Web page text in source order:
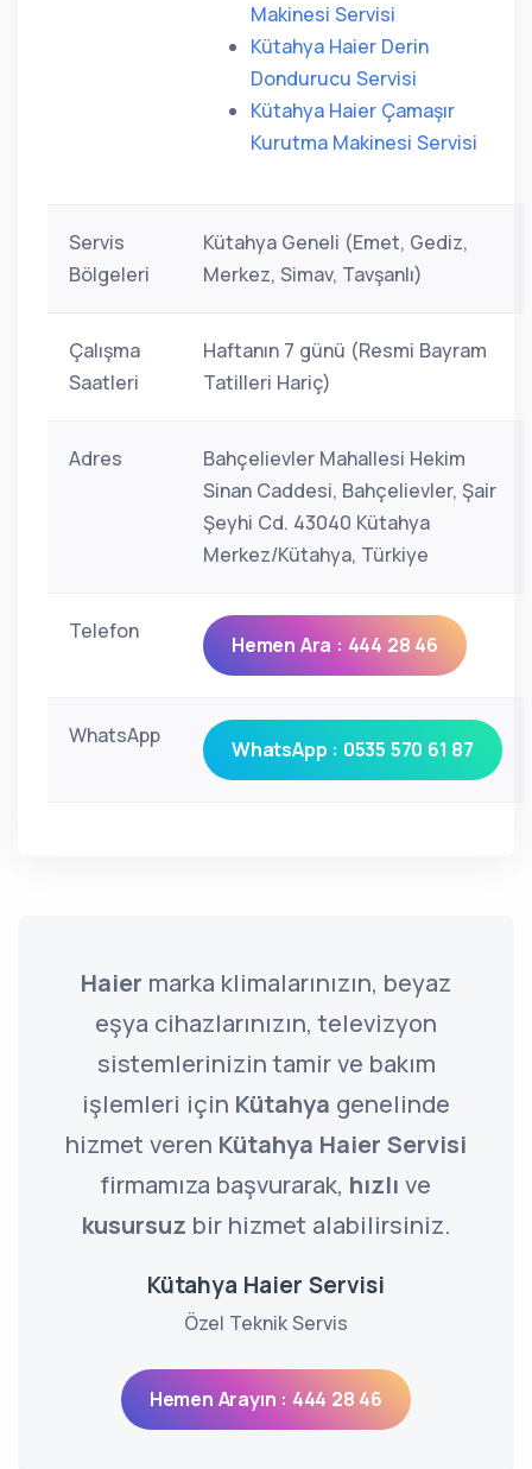
Makinesi Servisi
Kütahya Haier Derin
Dondurucu Servisi
Kütahya Haier Çamaşır
Kurutma Makinesi Servisi
Servis
Bölgeleri
Kütahya Geneli (Emet, Gediz,
Merkez, Simav, Tavşanlı)
Çalışma
Saatleri
Haftanın 7 günü (Resmi Bayram
Tatilleri Hariç)
Adres
Bahçelievler Mahallesi Hekim
Sinan Caddesi, Bahçelievler, Şair
Şeyhi Cd. 43040 Kütahya
Merkez/Kütahya, Türkiye
Telefon
Hemen Ara : 444 28 46
WhatsApp
WhatsApp : 0535 570 61 87
Haier marka klimalarınızın, beyaz
eşya cihazlarınızın, televizyon
sistemlerinizin tamir ve bakım
işlemleri için Kütahya genelinde
hizmet veren Kütahya Haier Servisi
firmamıza başvurarak, hızlı ve
kusursuz bir hizmet alabilirsiniz.
Kütahya Haier Servisi
Özel Teknik Servis
Hemen Arayın : 444 28 46